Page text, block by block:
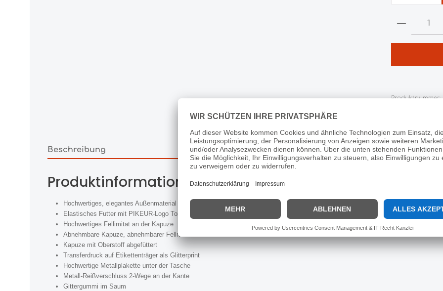
Produktnummer:
Beschreibung
Produktinformationen "Pikeur Quilt-Waistcoat 4001
Hochwertiges, elegantes Außenmaterial
Elastisches Futter mit PIKEUR-Logo Ton in Ton
Hochwertiges Fellimitat an der Kapuze
Abnehmbare Kapuze, abnehmbarer Fellrand
Kapuze mit Oberstoff abgefüttert
Transferdruck auf Etikettenträger als Glitterprint
Hochwertige Metallplakette unter der Tasche
Metall-Reißverschluss 2-Wege an der Kante
Gittergummi im Saum